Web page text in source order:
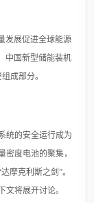
发展促进全球能源
中国新型储能装机
组成部分。
统的安全运行成为
度电池的聚集，
达摩克利斯之剑”。
文将展开讨论。